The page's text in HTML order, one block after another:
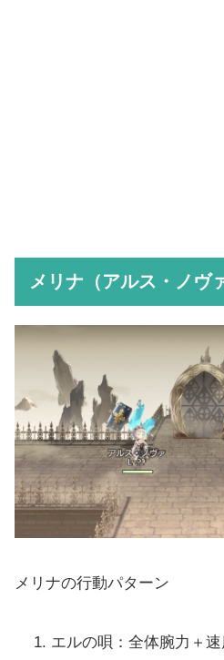
メリナ（アルス・ノヴ
メリナの行動パターン
エルの唄：全体腕力＋